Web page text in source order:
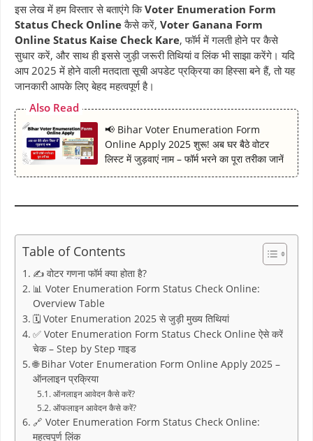
k
p
m
s
t
k
इस लेख में हम विस्तार से बताएंगे किVoter Enumeration Form
Status Check Onlineकैसे करें, Voter Ganana Form
Online Status Kaise Check Kare, फॉर्म में गलती होने पर कैसे
सुधार करें, और साथ ही इससे जुड़ी जरूरी तिथियां व लिंक भी साझा करेंगे। यदि
आप 2025 में होने वाली मतदाता सूची अपडेट प्रक्रिया का हिस्सा बने हैं, तो यह
जानकारी आपके लिए बेहद महत्वपूर्ण है।
Also Read
📢 Bihar Voter Enumeration Form
Online Apply 2025 शुरू! अब घर बैठे वोटर
लिस्ट में जुड़वाएं नाम – फॉर्म भरने का पूरा तरीका जानें
Table of Contents
✍️ वोटर गणना फॉर्म क्या होता है?
📊 Voter Enumeration Form Status Check Online:
Overview Table
🗓️ Voter Enumeration 2025 से जुड़ी मुख्य तिथियां
✅ Voter Enumeration Form Status Check Online ऐसे करें
चेक – Step by Step गाइड
🌐 Bihar Voter Enumeration Form Online Apply 2025 –
ऑनलाइन प्रक्रिया
ऑनलाइन आवेदन कैसे करें?
ऑफलाइन आवेदन कैसे करें?
🔗 Voter Enumeration Form Status Check Online:
महत्वपूर्ण लिंक